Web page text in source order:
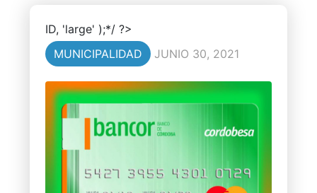
ID, 'large' );*/ ?>
MUNICIPALIDAD
JUNIO 30, 2021